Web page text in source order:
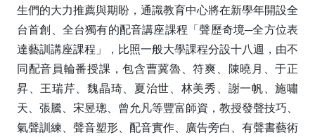
生們的大力推薦與期盼，通識教育中心將在新學年開設全
台首創、全台獨有的配音講座課程「聲歷奇境─全方位表
達藝訓講座課程」，比照一般大學課程分設十八週，由不
同配音員輪番授課，包含曹冀魯、符爽、陳曉月、于正
昇、王瑞芹、魏晶琦、夏治世、林美秀、謝一帆、施嘯
天、張騰、宋昱璁、曾允凡等豐富師資，教授發聲技巧、
氣聲訓練、聲音塑形、配音實作、廣告旁白、有聲書藝術